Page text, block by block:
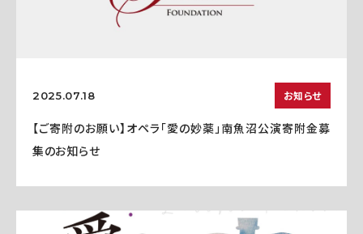
2025.07.18 お知らせ
【ご寄附のお願い】オペラ「愛の妙薬」南魚沼公演寄附金募
集のお知らせ